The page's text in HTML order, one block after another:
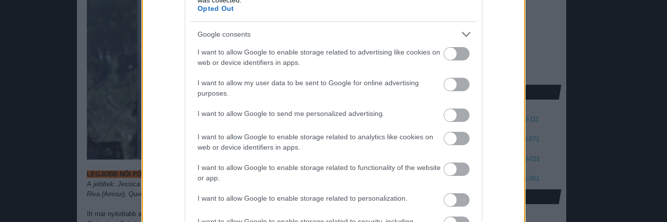
Opted Out
Google consents
I want to allow Google to enable storage related to advertising like cookies on
web or device identifiers in apps.
I want to allow my user data to be sent to Google for online advertising
purposes.
I want to allow Google to send me personalized advertising.
I want to allow Google to enable storage related to analytics like cookies on
web or device identifiers in apps.
I want to allow Google to enable storage related to functionality of the website
or app.
I want to allow Google to enable storage related to personalization.
LEGJOBB NŐI FŐSZEREPLŐ
A jelöltek: Jessica Chastain (Zero Dark Thirty), Jennifer Lawrence (Silver Linings Playbook), Emmanuelle
Riva (Amour), Quvenzhané Wallis (Beasts of the Southern Wild), Naomi Watts (The Impossible)
Itt már nyitottabb a verseny, három hölgy küzd az aranyért. Jennifer Lawrence zsebében ott a Golden
jack skellington
2012 2011
Takács Máté
150-141 140-131 120-111
110-101 100-091 080-071
040-031
005-001